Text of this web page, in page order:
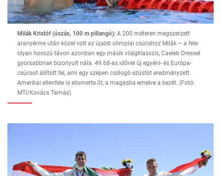
Milák Kristóf (úszás, 100 m pillangó): A 200 méteren megszerzett
aranyérme után közel volt az újabb olimpiai csúcshoz Milák – a fele
olyan hosszú távon azonban egy másik világklasszis, Caeleb Dressel
gyorsabbnak bizonyult nála. 49.68-as idővel új egyéni- és Európa-
csúcsot állított fel, ami egy szépen csillogó ezüstöt eredményzett.
Amerikai ellenfele is elismerte őt, a magasba emelve a kezét. (Fotó:
MTI/Kovács Tamás)